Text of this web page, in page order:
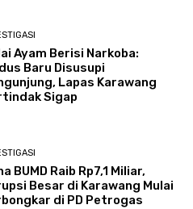
Ayam Berisi Narkoba:
Baru Disusupi
Lapas Karawang
Sigap
BUMD Raib Rp7,1 Miliar,
Besar di Karawang Mulai
di PD Petrogas